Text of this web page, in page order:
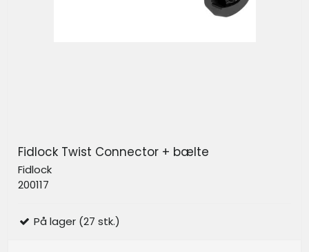
Fidlock Twist Connector + bælte
Fidlock
200117
På lager (27 stk.)